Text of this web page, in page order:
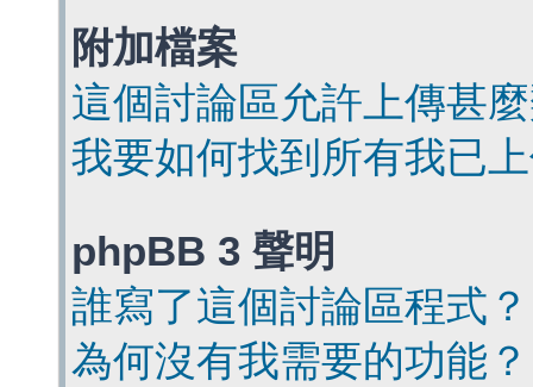
附加檔案
這個討論區允許上傳甚
我要如何找到所有我已
phpBB 3 聲明
誰寫了這個討論區程式？
為何沒有我需要的功能？